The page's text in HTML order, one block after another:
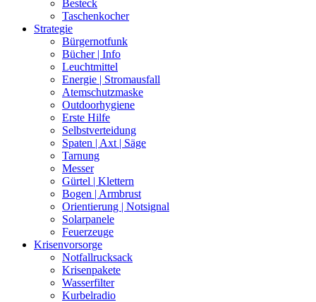
Besteck
Taschenkocher
Strategie
Bürgernotfunk
Bücher | Info
Leuchtmittel
Energie | Stromausfall
Atemschutzmaske
Outdoorhygiene
Erste Hilfe
Selbstverteidung
Spaten | Axt | Säge
Tarnung
Messer
Gürtel | Klettern
Bogen | Armbrust
Orientierung | Notsignal
Solarpanele
Feuerzeuge
Krisenvorsorge
Notfallrucksack
Krisenpakete
Wasserfilter
Kurbelradio